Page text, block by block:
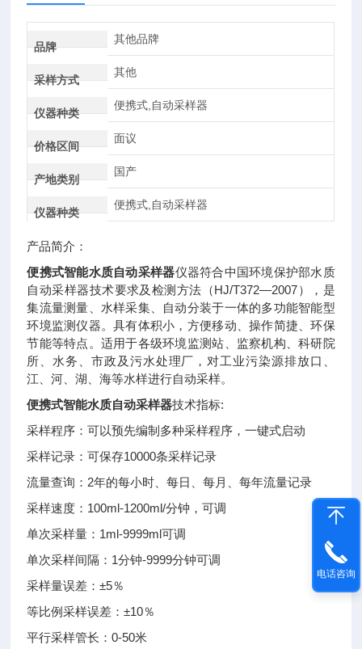
品牌
其他品牌
采样方式
其他
仪器种类
便携式,自动采样器
价格区间
面议
产地类别
国产
仪器种类
便携式,自动采样器
产品简介：
便携式智能水质自动采样器仪器符合中国环境保护部水质
自动采样器技术要求及检测方法（HJ/T372—2007），是
集流量测量、水样采集、自动分装于一体的多功能智能型
环境监测仪器。具有体积小，方便移动、操作简捷、环保
节能等特点。适用于各级环境监测站、监察机构、科研院
所、水务、市政及污水处理厂，对工业污染源排放口、
江、河、湖、海等水样进行自动采样。
便携式智能水质自动采样器技术指标:
采样程序：可以预先编制多种采样程序，一键式启动
采样记录：可保存10000条采样记录
流量查询：2年的每小时、每日、每月、每年流量记录
采样速度：100ml-1200ml/分钟，可调
单次采样量：1ml-9999ml可调
单次采样间隔：1分钟-9999分钟可调
采样量误差：±5％
等比例采样误差：±10％
平行采样管长：0-50米
电话咨询